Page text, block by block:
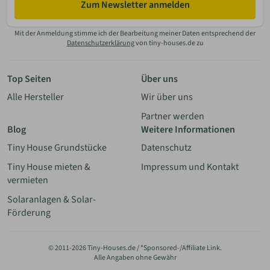
Zum Newsletter anmelden
Mit der Anmeldung stimme ich der Bearbeitung meiner Daten entsprechend der
Datenschutzerklärungvon tiny-houses.de zu
Top Seiten
Alle Hersteller
Über uns
Wir über uns
Partner werden
Blog
Tiny House Grundstücke
Tiny House mieten &
vermieten
Solaranlagen & Solar-
Förderung
Weitere Informationen
Datenschutz
Impressum und Kontakt
© 2011-2026 Tiny-Houses.de / *Sponsored-/Affiliate Link.
Alle Angaben ohne Gewähr